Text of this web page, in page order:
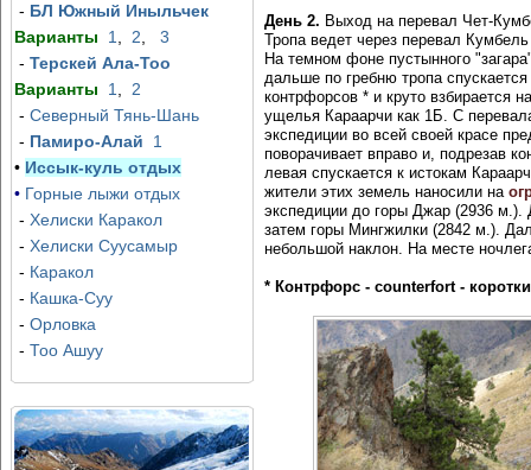
- БЛ Южный Иныльчек
Варианты
1 2
3
- Терскей Ала-Тоо
Варианты
1
2
- Северный Тянь-Шань
- Памиро-Алай
1
• Иссык-куль отдых
• Горные лыжи отдых
- Хелиски Каракол
- Хелиски Суусамыр
- Каракол
- Кашка-Суу
- Орловка
- Тоо Ашуу
День 2. Выход на перевал Чет-
Тропа ведет через перевал
На темном фоне пустынного
дальше по гребню тропа
контрфорсов * и круто взбирается
ущелья Караарчи как 1Б. С
экспедиции во всей своей красе
поворачивает вправо и, подрезав
левая спускается к истокам
жители этих земель наносили на
экспедиции до горы Джар (2936 м.).
затем горы Мингжилки (2842 м.).
небольшой наклон. На месте
* Контрфорс - counterfort -